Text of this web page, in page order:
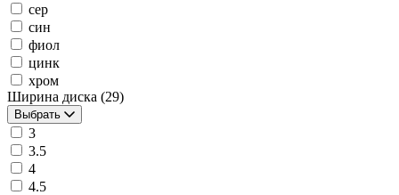
сер
син
фиол
цинк
хром
Ширина диска (29)
Выбрать
3
3.5
4
4.5